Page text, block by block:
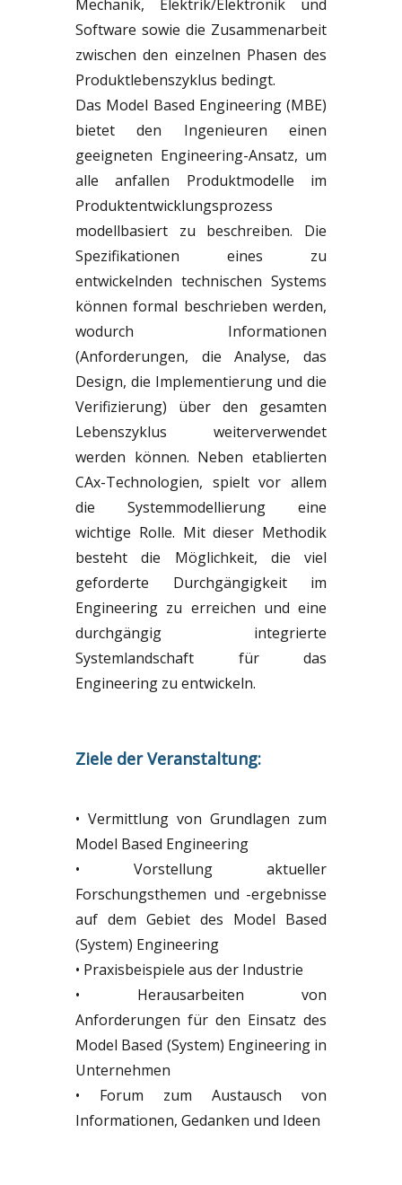
Mechanik, Elektrik/Elektronik und
Software sowie die Zusammenarbeit
zwischen den einzelnen Phasen des
Produktlebenszyklus bedingt.
Das Model Based Engineering (MBE)
bietet den Ingenieuren einen
geeigneten Engineering-Ansatz, um
alle anfallen Produktmodelle im
Produktentwicklungsprozess
modellbasiert zu beschreiben. Die
Spezifikationen eines zu
entwickelnden technischen Systems
können formal beschrieben werden,
wodurch Informationen
(Anforderungen, die Analyse, das
Design, die Implementierung und die
Verifizierung) über den gesamten
Lebenszyklus weiterverwendet
werden können. Neben etablierten
CAx-Technologien, spielt vor allem
die Systemmodellierung eine
wichtige Rolle. Mit dieser Methodik
besteht die Möglichkeit, die viel
geforderte Durchgängigkeit im
Engineering zu erreichen und eine
durchgängig integrierte
Systemlandschaft für das
Engineering zu entwickeln.
Ziele der Veranstaltung:
• Vermittlung von Grundlagen zum
Model Based Engineering
• Vorstellung aktueller
Forschungsthemen und -ergebnisse
auf dem Gebiet des Model Based
(System) Engineering
• Praxisbeispiele aus der Industrie
• Herausarbeiten von
Anforderungen für den Einsatz des
Model Based (System) Engineering in
Unternehmen
• Forum zum Austausch von
Informationen, Gedanken und Ideen